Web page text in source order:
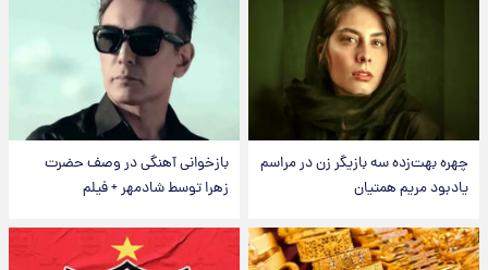
چهره بهت‌زده سه بازیگر زن در مراسم
یادبود مریم همتیان
بازخوانی آهنگی در وصف حضرت
زهرا توسط شادمهر + فیلم